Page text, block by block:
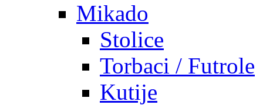
Mikado
Stolice
Torbaci / Futrole
Kutije